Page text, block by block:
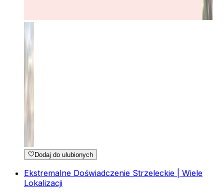
Dodaj do ulubionych
Ekstremalne Doświadczenie Strzeleckie | Wiele
Lokalizacji